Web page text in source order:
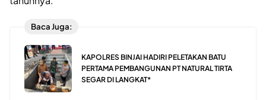
Baca Juga:
KAPOLRES BINJAI HADIRI PELETAKAN BATU
PERTAMA PEMBANGUNAN PT NATURAL TIRTA
SEGAR DI LANGKAT*